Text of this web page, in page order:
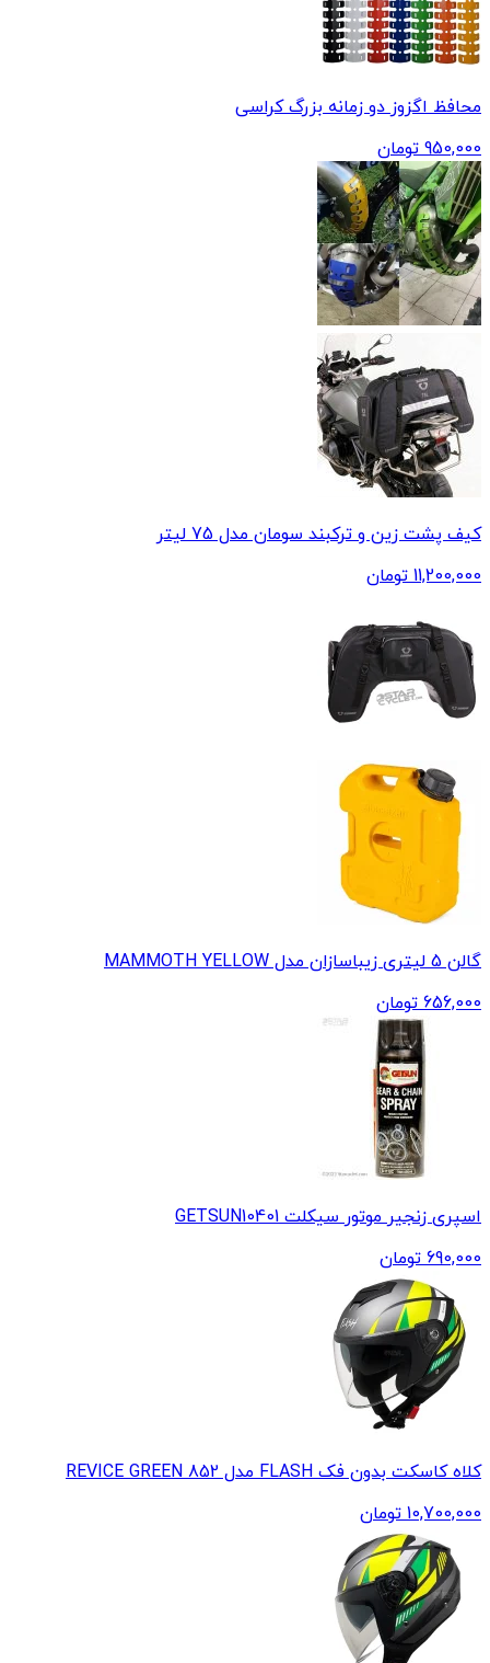
محافظ اگزوز دو زمانه بزرگ کراسی
950,000 تومان
کیف پشت زین و ترکبند سومان مدل 75 لیتر
11,200,000 تومان
گالن 5 لیتری زیباسازان مدل MAMMOTH YELLOW
656,000 تومان
اسپری زنجیر موتور سیکلت GETSUN10401
690,000 تومان
کلاه کاسکت بدون فک FLASH مدل 852 REVICE GREEN
10,700,000 تومان